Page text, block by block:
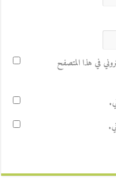
في هذا المتصفح